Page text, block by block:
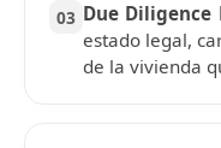
03 Due Diligence
estado legal,
de la vivienda